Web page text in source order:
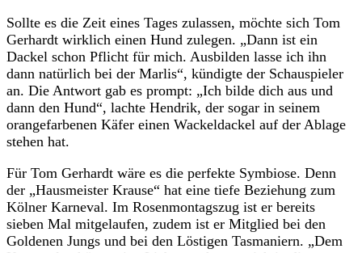
Sollte es die Zeit eines Tages zulassen, möchte sich Tom
Gerhardt wirklich einen Hund zulegen. „Dann ist ein
Dackel schon Pflicht für mich. Ausbilden lasse ich ihn
dann natürlich bei der Marlis“, kündigte der Schauspieler
an. Die Antwort gab es prompt: „Ich bilde dich aus und
dann den Hund“, lachte Hendrik, der sogar in seinem
orangefarbenen Käfer einen Wackeldackel auf der Ablage
stehen hat.
Für Tom Gerhardt wäre es die perfekte Symbiose. Denn
der „Hausmeister Krause“ hat eine tiefe Beziehung zum
Kölner Karneval. Im Rosenmontagszug ist er bereits
sieben Mal mitgelaufen, zudem ist er Mitglied bei den
Goldenen Jungs und bei den Löstigen Tasmaniern. „Dem